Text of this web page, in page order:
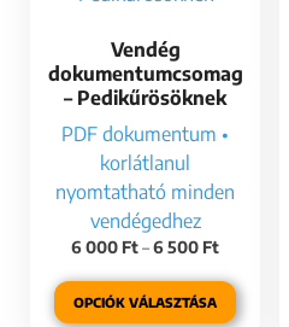
Vendég
dokumentumcsomag
– Pedikűrösöknek
PDF dokumentum •
korlátlanul
nyomtatható minden
vendégedhez
6 000 Ft–6 500 Ft
OPCIÓK VÁLASZTÁSA